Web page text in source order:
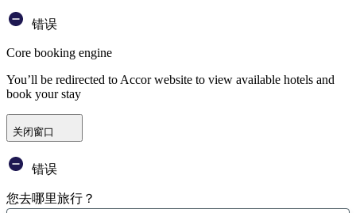
错误
Core booking engine
You’ll be redirected to Accor website to view available hotels and
book your stay
关闭窗口
错误
您去哪里旅行？